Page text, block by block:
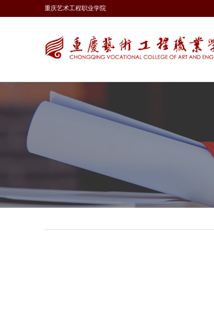
重庆艺术工程职业学院